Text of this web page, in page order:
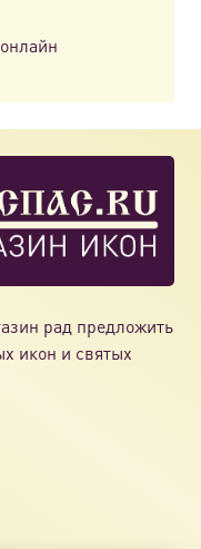
рад предложить
икон и святых